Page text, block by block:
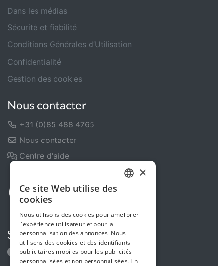
Dans les médias
Sécurité et fiabilité
Conditions Générales d’Utilisation
Confidentialité
Gestion des cookies
Nous contacter
+31 (0)85 488 4765
Nous contacter
Centre d'aide
Suivez-nous
×
Ce site Web utilise des
cookies
Nous utilisons des cookies pour améliorer
l'expérience utilisateur et pour la
personnalisation des annonces. Nous
utilisons des cookies et des identifiants
publicitaires mobiles pour les publicités
personnalisées et non personnalisées. En